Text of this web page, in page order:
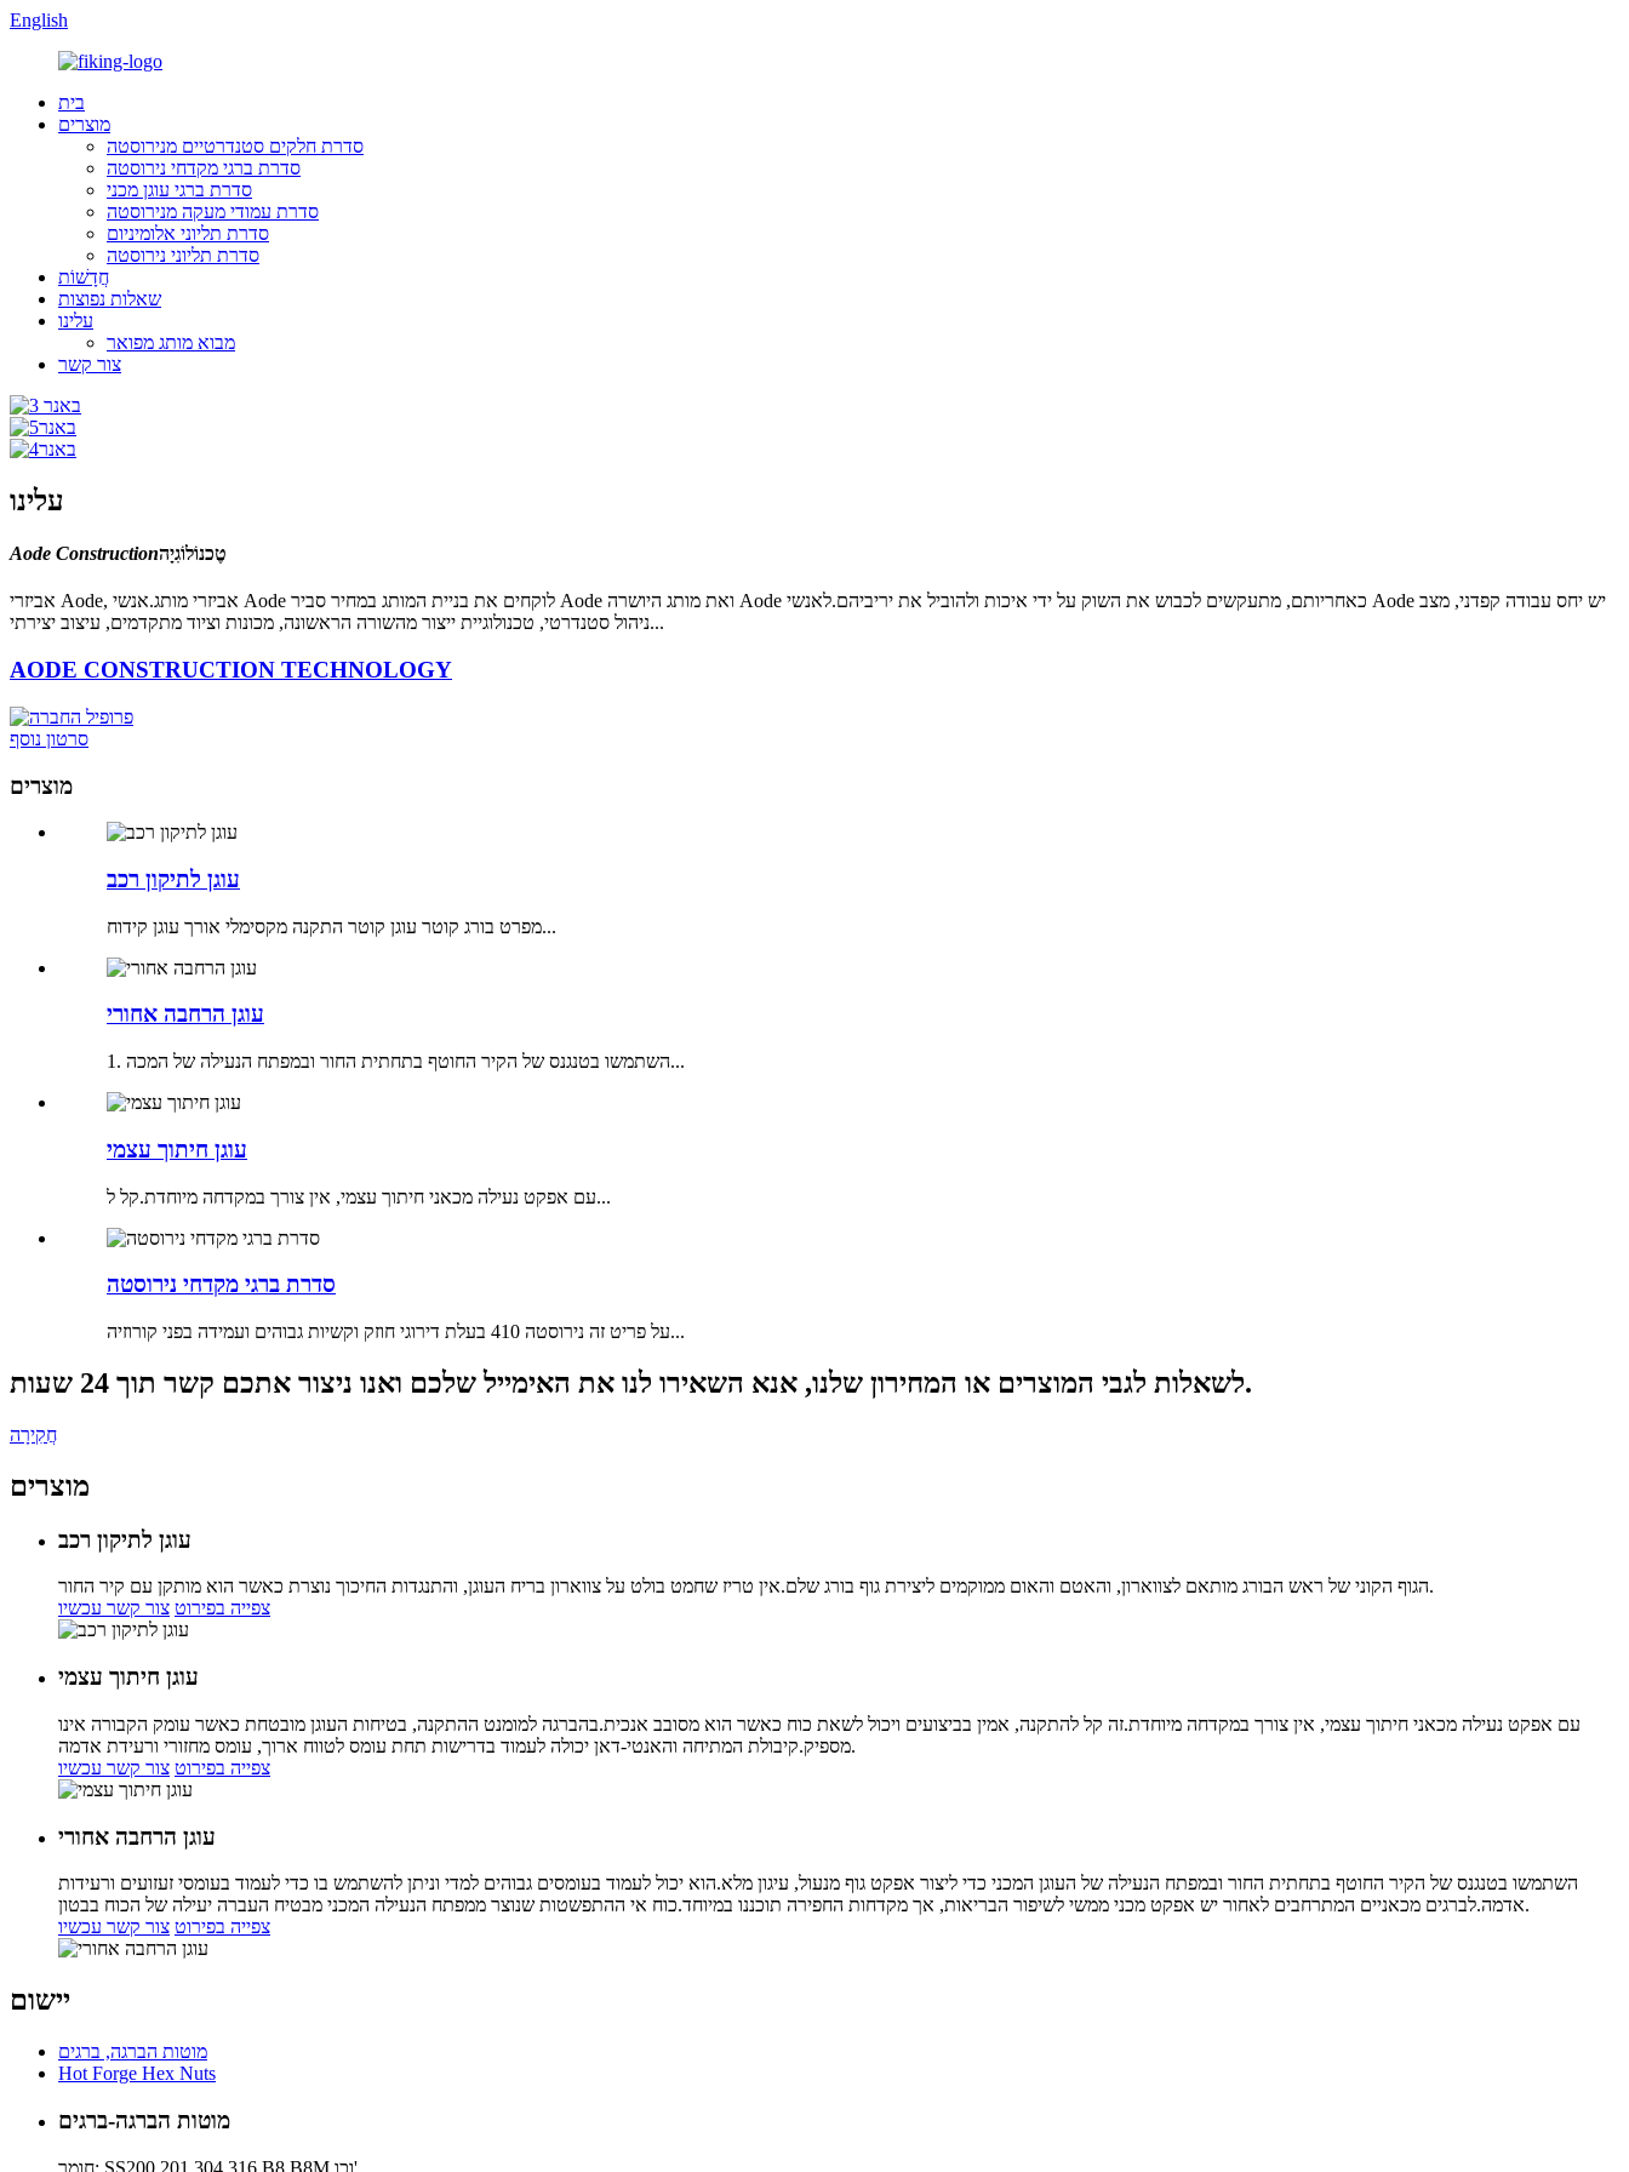
English
בית
מוצרים
סדרת חלקים סטנדרטיים מנירוסטה
סדרת ברגי מקדחי נירוסטה
סדרת ברגי עוגן מכני
סדרת עמודי מעקה מנירוסטה
סדרת תליוני אלומיניום
סדרת תליוני נירוסטה
חֲדָשׁוֹת
שאלות נפוצות
עלינו
מבוא מותג מפואר
צור קשר
עלינו
Aode Constructionטֶכנוֹלוֹגִיָה
אביזרי Aode, אביזרי מותג.אנשי Aode לוקחים את בניית המותג במחיר סביר Aode ואת מותג היושרה Aode כאחריותם, מתעקשים לכבוש את השוק על ידי איכות ולהוביל את יריביהם.לאנשי Aode יש יחס עבודה קפדני, מצב
ניהול סטנדרטי, טכנולוגיית ייצור מהשורה הראשונה, מכונות וציוד מתקדמים, עיצוב יצירתי...
AODE CONSTRUCTION TECHNOLOGY
סרטון נוסף
מוצרים
עוגן לתיקון רכב
מפרט בורג קוטר עוגן קוטר התקנה מקסימלי אורך עוגן קידוח...
עוגן הרחבה אחורי
1. השתמשו בטנגנס של הקיר החוטף בתחתית החור ובמפתח הנעילה של המכה...
עוגן חיתוך עצמי
עם אפקט נעילה מכאני חיתוך עצמי, אין צורך במקדחה מיוחדת.קל ל...
סדרת ברגי מקדחי נירוסטה
על פריט זה נירוסטה 410 בעלת דירוגי חוזק וקשיות גבוהים ועמידה בפני קורוזיה...
לשאלות לגבי המוצרים או המחירון שלנו, אנא השאירו לנו את האימייל שלכם ואנו ניצור אתכם קשר תוך 24 שעות.
חֲקִירָה
מוצרים
עוגן לתיקון רכב
הגוף הקוני של ראש הבורג מותאם לצווארון, והאטם והאום ממוקמים ליצירת גוף בורג שלם.אין טריז שחמט בולט על צווארון בריח העוגן, והתנגדות החיכוך נוצרת כאשר הוא מותקן עם קיר החור.
צפייה בפירוט צור קשר עכשיו
עוגן חיתוך עצמי
עם אפקט נעילה מכאני חיתוך עצמי, אין צורך במקדחה מיוחדת.זה קל להתקנה, אמין בביצועים ויכול לשאת כוח כאשר הוא מסובב אנכית.בהברגה למומנט ההתקנה, בטיחות העוגן מובטחת כאשר עומק הקבורה אינו
מספיק.קיבולת המתיחה והאנטי-דאן יכולה לעמוד בדרישות תחת עומס לטווח ארוך, עומס מחזורי ורעידת אדמה.
צפייה בפירוט צור קשר עכשיו
עוגן הרחבה אחורי
השתמשו בטנגנס של הקיר החוטף בתחתית החור ובמפתח הנעילה של העוגן המכני כדי ליצור אפקט גוף מנעול, עיגון מלא.הוא יכול לעמוד בעומסים גבוהים למדי וניתן להשתמש בו כדי לעמוד בעומסי זעזועים ורעידות
אדמה.לברגים מכאניים המתרחבים לאחור יש אפקט מכני ממשי לשיפור הבריאות, אך מקדחות החפירה תוכננו במיוחד.כוח אי ההתפשטות שנוצר ממפתח הנעילה המכני מבטיח העברה יעילה של הכוח בבטון.
צפייה בפירוט צור קשר עכשיו
יישום
מוטות הברגה, ברגים
Hot Forge Hex Nuts
מוטות הברגה-ברגים
חומר: SS200,201,304,316,B8,B8M וכו'.